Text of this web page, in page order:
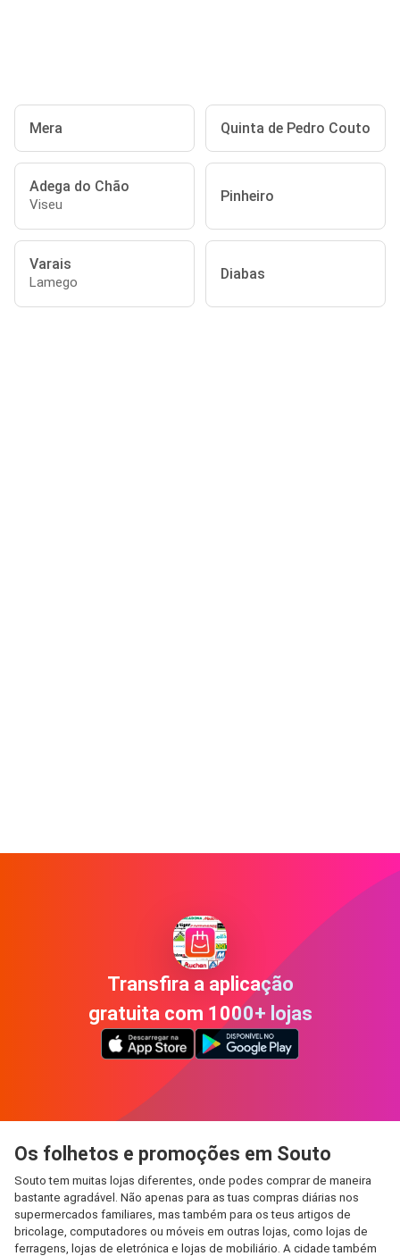
Mera Quinta de Pedro Couto
Adega do Chão
Viseu Pinheiro
Varais
Lamego Diabas
Transfira a aplicação
gratuita com 1000+ lojas
Os folhetos e promoções em Souto
Souto tem muitas lojas diferentes, onde podes comprar de maneira
bastante agradável. Não apenas para as tuas compras diárias nos
supermercados familiares, mas também para os teus artigos de
bricolage, computadores ou móveis em outras lojas, como lojas de
ferragens, lojas de eletrónica e lojas de mobiliário. A cidade também